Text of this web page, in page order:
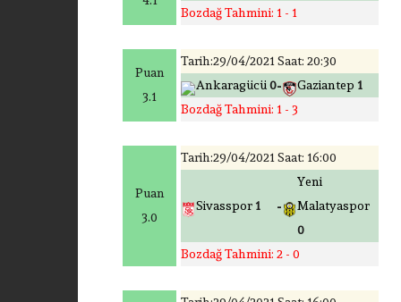
Bozdağ Tahmini: 1 - 1
Puan
3.1
Tarih:29/04/2021 Saat: 20:30
Ankaragücü 0- Gaziantep 1
Bozdağ Tahmini: 1 - 3
Puan
3.0
Tarih:29/04/2021 Saat: 16:00
Sivasspor1 -
Yeni
Malatyaspor
0
Bozdağ Tahmini: 2 - 0